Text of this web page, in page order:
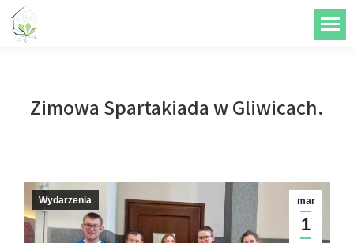
treści
Zimowa Spartakiada w Gliwicach.
mar
1
Wydarzenia